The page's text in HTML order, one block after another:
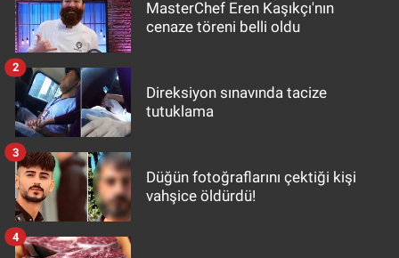
MasterChef Eren Kaşıkçı'nın
cenaze töreni belli oldu
Direksiyon sınavında tacize
tutuklama
2
Düğün fotoğraflarını çektiği kişi
vahşice öldürdü!
3
4